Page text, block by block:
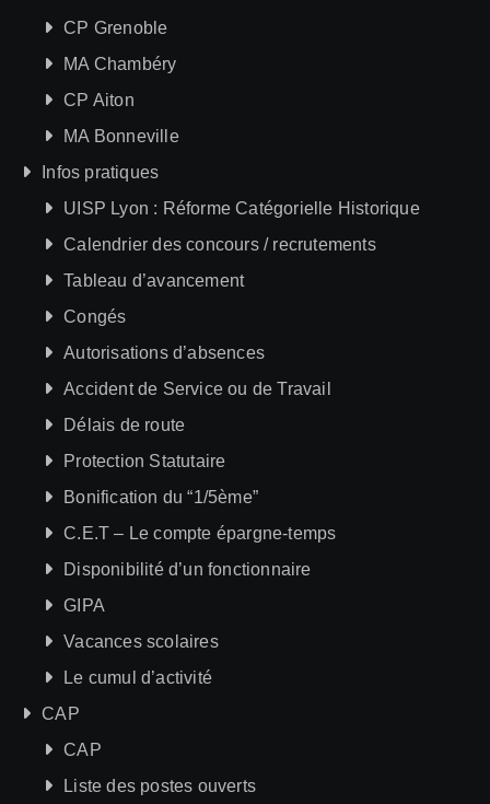
CP Grenoble
MA Chambéry
CP Aiton
MA Bonneville
Infos pratiques
UISP Lyon : Réforme Catégorielle Historique
Calendrier des concours / recrutements
Tableau d’avancement
Congés
Autorisations d’absences
Accident de Service ou de Travail
Délais de route
Protection Statutaire
Bonification du “1/5ème”
C.E.T – Le compte épargne-temps
Disponibilité d’un fonctionnaire
GIPA
Vacances scolaires
Le cumul d’activité
CAP
CAP
Liste des postes ouverts